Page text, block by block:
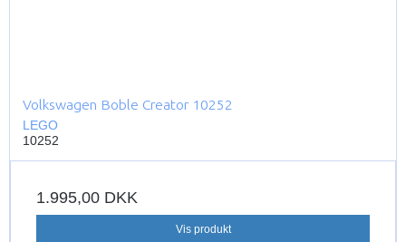
Volkswagen Boble Creator 10252
LEGO
10252
1.995,00 DKK
Vis produkt